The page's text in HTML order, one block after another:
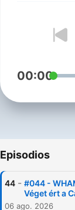
00:00
Episodios
44 - #044 -
Véget ért a
06 ago. 2026